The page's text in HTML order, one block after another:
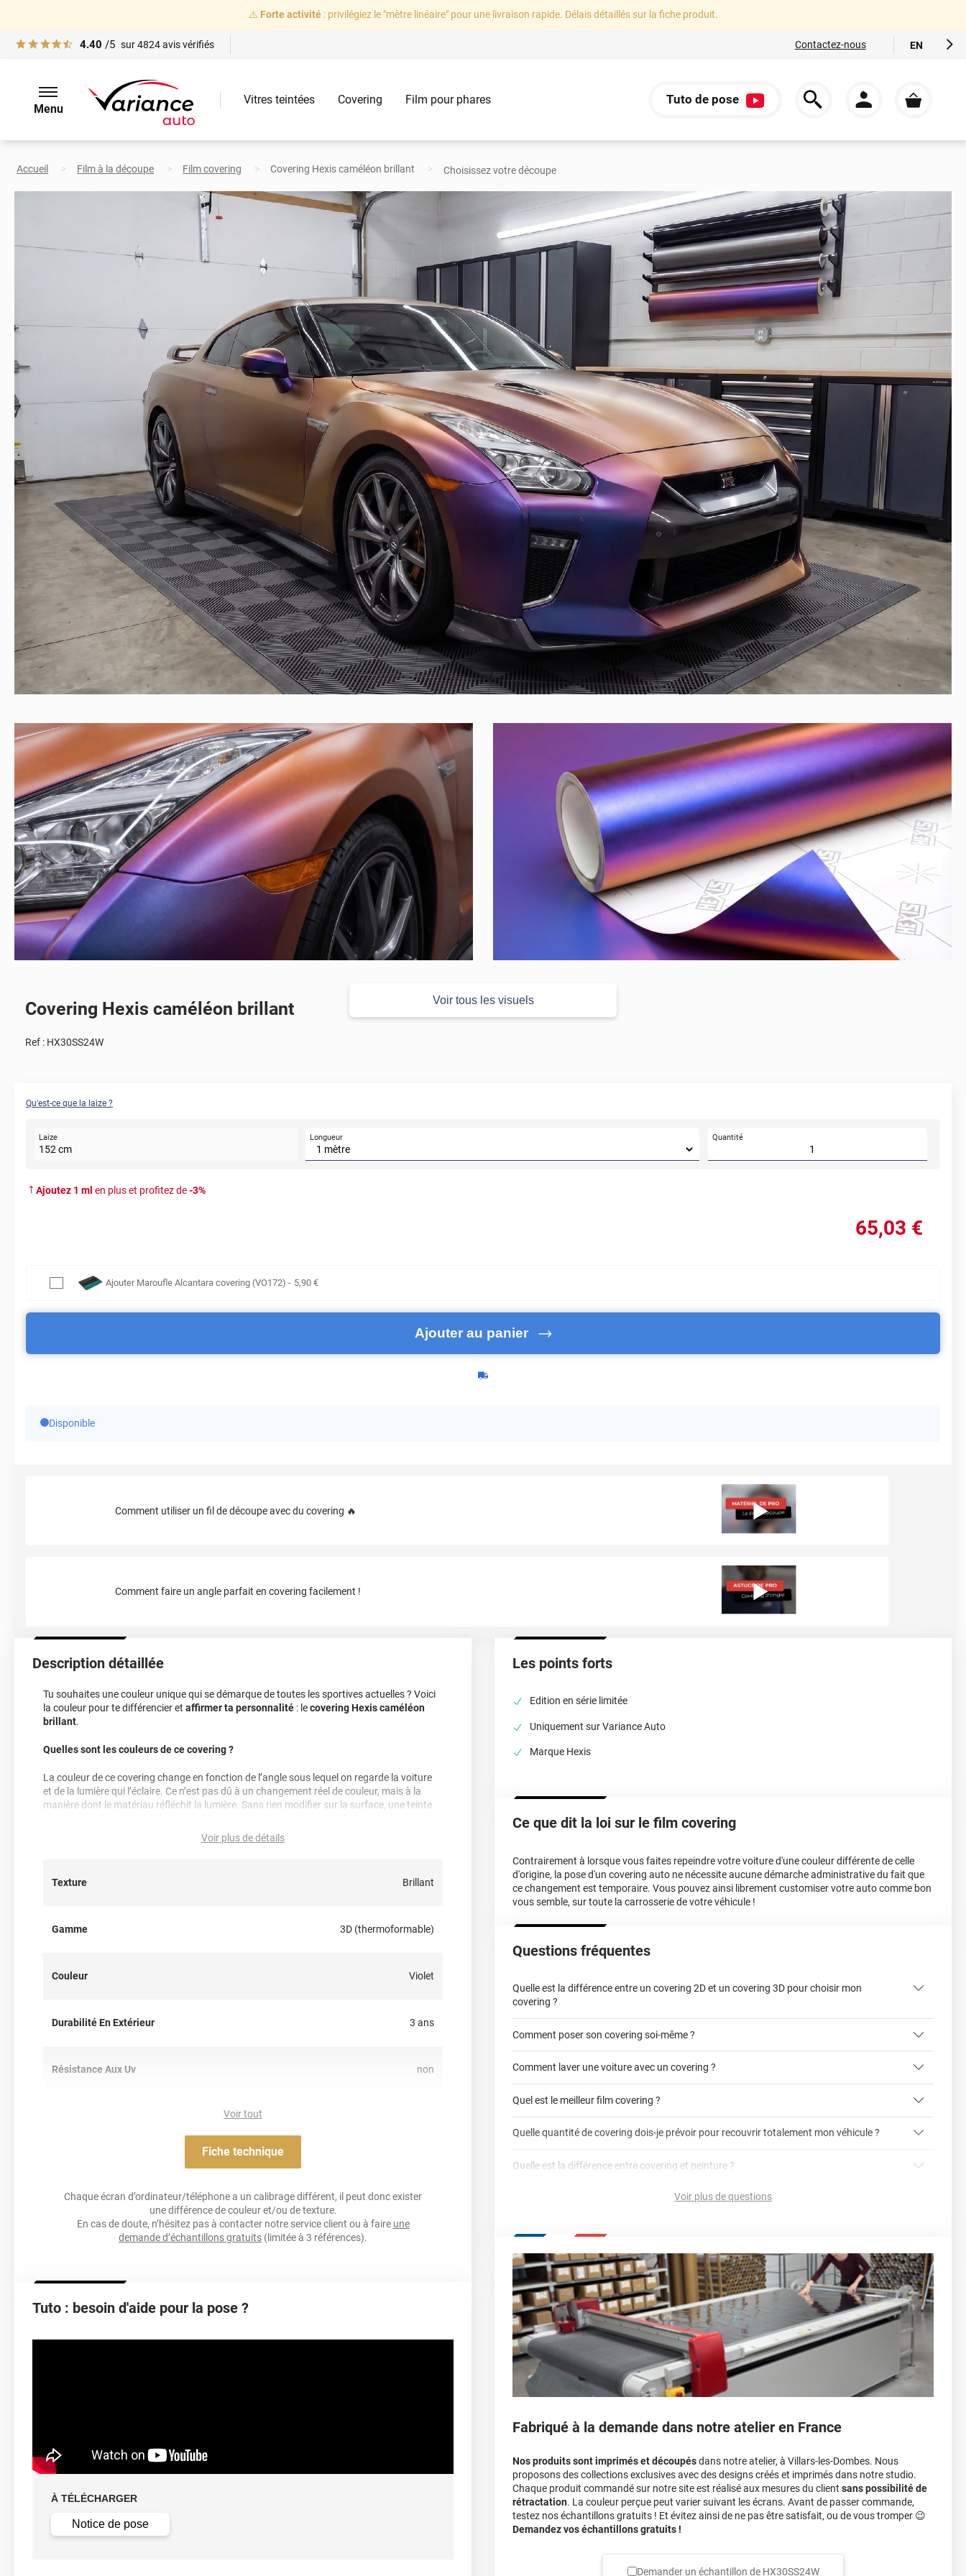
⚠️ Forte activité: privilégiez le "mètre linéaire" pour une livraison rapide. Délais détaillés sur la fiche produit.
4.40 /5 sur4824avis vérifiés Contactez-nous EN
Menu
Vitres teintées Covering Film pour phares Tuto de pose
Accueil Film à la découpe Film covering Covering Hexis caméléon brillant Choisissez votre découpe
Voir tous les visuels
Covering Hexis caméléon brillant
Ref : HX30SS24W
Qu'est-ce que la laize ?
Laize
152 cm
Longueur Quantité
Ajoutez 1 ml en plus et profitez de-3%
65,03 €
Ajouter Maroufle Alcantara covering (VO172) - 5,90 €
Ajouter au panier
Disponible
Comment utiliser un fil de découpe avec du covering 🔥
Comment faire un angle parfait en covering facilement !
Description détaillée
Tu souhaites une couleur unique qui se démarque de toutes les sportives actuelles ? Voici
la couleur pour te différencier etaffirmer ta personnalité : lecovering Hexis caméléon
brillant.
Quelles sont les couleurs de ce covering ?
La couleur de ce covering change en fonction de l’angle sous lequel on regarde la voiture
et de la lumière qui l’éclaire. Ce n’est pas dû à un changement réel de couleur, mais à la
manière dont le matériau réfléchit la lumière. Sans rien modifier sur la surface, une teinte
minuscules paillettes métalliques entourées de couches très fines. Ces couches jouent
effet caméléon.
mouvement et l’éclairage.
en série limitée. Tu l’auras compris, si tu veux ce covering haut de gamme, il te faut faire
Pour te faire une idée de ce covering sur ta voiture, commande un échantillon gratuit.
Voir plus de détails
Texture Brillant
Gamme 3D (thermoformable)
Couleur Violet
Durabilité En Extérieur 3 ans
Résistance Aux Uv non
Température D'application idéalement entre 20°C et 25°C
Type De Pose
Voir tout
Fiche technique
Chaque écran d’ordinateur/téléphone a un calibrage différent, il peut donc exister
une différence de couleur et/ou de texture.
En cas de doute, n’hésitez pas à contacter notre service client ou à faire une
demande d’échantillons gratuits (limitée à 3 références).
Tuto : besoin d'aide pour la pose ?
À TÉLÉCHARGER
Notice de pose
Les points forts
Edition en série limitée
Uniquement sur Variance Auto
Marque Hexis
Ce que dit la loi sur le film covering
Contrairement à lorsque vous faites repeindre votre voiture d'une couleur différente de celle
d'origine, la pose d'un covering auto ne nécessite aucune démarche administrative du fait que
ce changement est temporaire. Vous pouvez ainsi librement customiser votre auto comme bon
vous semble, sur toute la carrosserie de votre véhicule !
Questions fréquentes
Quelle est la différence entre un covering 2D et un covering 3D pour choisir mon
covering ?
covering 2D
Comment poser son covering soi-même ?
Comment laver une voiture avec un covering ?
en cliquant ici
Quel est le meilleur film covering ?
covering 3D
Quelle quantité de covering dois-je prévoir pour recouvrir totalement mon véhicule ?
calculateur total covering
parechoc arrière, en passant par le toit.)
Multipliez ce résultat par 3.
conseillers commerciaux
Quelle est la différence entre covering et peinture ?
Le covering peut s'enlever à tout moment
Le covering revient moins cher
Est-il possible de retirer un covering ?
Quel covering choisir pour une voiture complète ?
covering 3D
calculateur
Voir plus de questions
Fabriqué à la demande dans notre atelier en France
Nos produits sont imprimés et découpésdans notre atelier, à Villars-les-Dombes. Nous
proposons des collections exclusives avec des designs créés et imprimés dans notre studio.
Chaque produit commandé sur notre site est réalisé aux mesures du client sans possibilité de
rétractation. La couleur perçue peut varier suivant les écrans. Avant de passer commande,
testez nos échantillons gratuits ! Et évitez ainsi de ne pas être satisfait, ou de vous tromper 😉
Demandez vos échantillons gratuits !
Demander un échantillon de HX30SS24W